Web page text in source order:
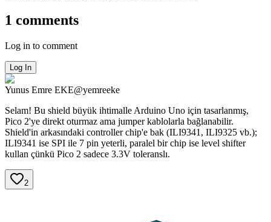
1 comments
Log in to comment
Log In
Yunus Emre EKE@yemreeke
Selam! Bu shield büyük ihtimalle Arduino Uno için tasarlanmış,
Pico 2'ye direkt oturmaz ama jumper kablolarla bağlanabilir.
Shield'in arkasındaki controller chip'e bak (ILI9341, ILI9325 vb.);
ILI9341 ise SPI ile 7 pin yeterli, paralel bir chip ise level shifter
kullan çünkü Pico 2 sadece 3.3V toleranslı.
2